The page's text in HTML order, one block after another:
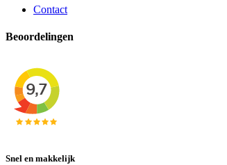
Contact
Beoordelingen
Snel en makkelijk